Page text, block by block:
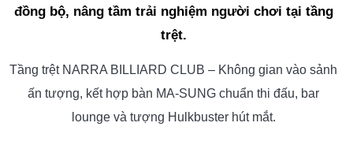
đồng bộ, nâng tầm trải nghiệm người chơi tại tầng
trệt.
Tầng trệt NARRA BILLIARD CLUB – Không gian vào sảnh
ấn tượng, kết hợp bàn MA-SUNG chuẩn thi đấu, bar
lounge và tượng Hulkbuster hút mắt.